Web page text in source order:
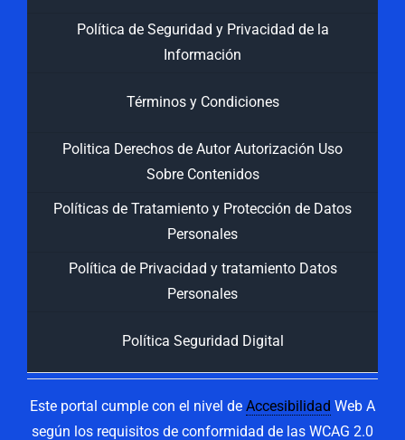
Política de Seguridad y Privacidad de la
Información
Términos y Condiciones
Politica Derechos de Autor Autorización Uso
Sobre Contenidos
Políticas de Tratamiento y Protección de Datos
Personales
Política de Privacidad y tratamiento Datos
Personales
Política Seguridad Digital
Este portal cumple con el nivel de Accesibilidad Web A
según los requisitos de conformidad de las WCAG 2.0